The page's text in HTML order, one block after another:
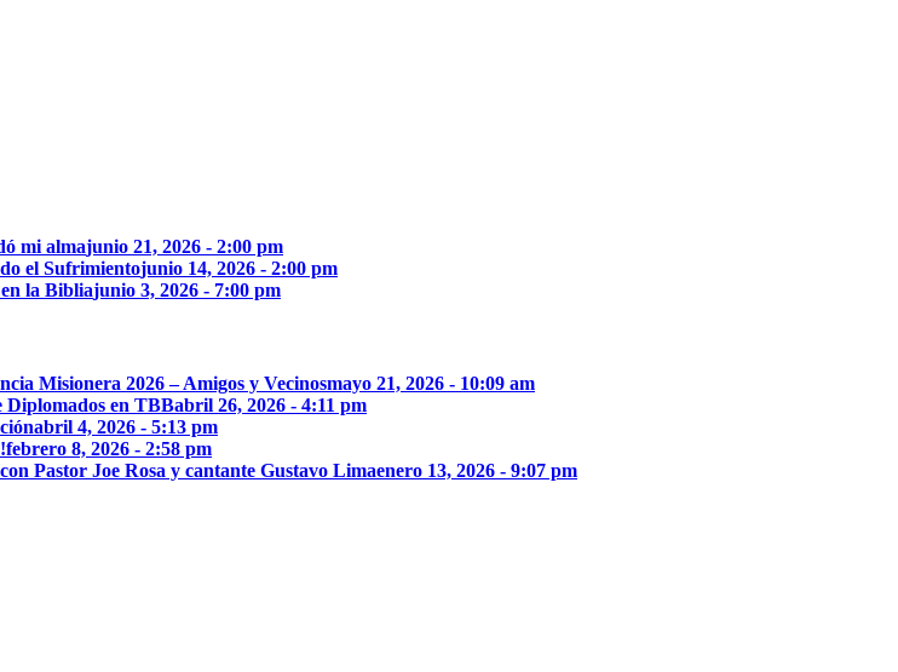
mi almajunio 21, 2026 - 2:00 pm
el Sufrimientojunio 14, 2026 - 2:00 pm
la Bibliajunio 3, 2026 - 7:00 pm
Misionera 2026 – Amigos y Vecinosmayo 21, 2026 - 10:09 am
Diplomados en TBBabril 26, 2026 - 4:11 pm
abril 4, 2026 - 5:13 pm
febrero 8, 2026 - 2:58 pm
Pastor Joe Rosa y cantante Gustavo Limaenero 13, 2026 - 9:07 pm